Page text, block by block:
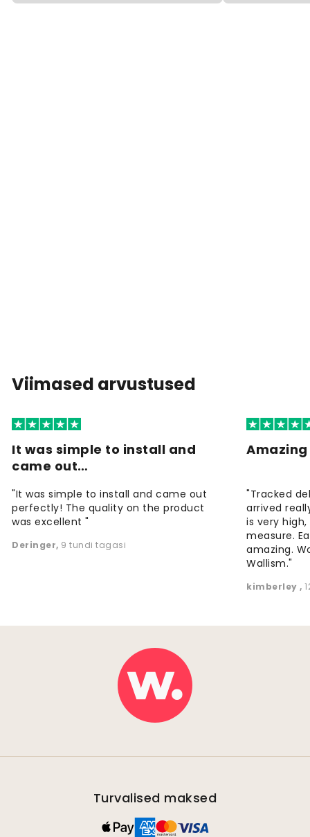
Viimased arvustused
It was simple to install and
came out…
"It was simple to install and came out
perfectly! The quality on the product
was excellent "
Deringer, 9 tundi tagasi
"Tracked
arrived
is very
measure.
amazing.
Wallism."
kimberley,
Turvalised maksed